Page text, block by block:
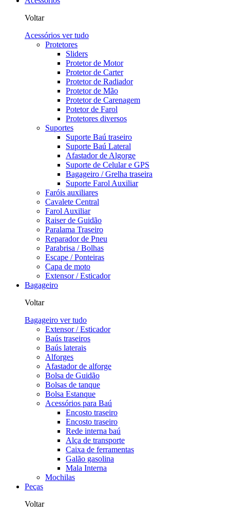
Voltar
Acessórios ver tudo
Protetores
Sliders
Protetor de Motor
Protetor de Carter
Protetor de Radiador
Protetor de Mão
Protetor de Carenagem
Potetor de Farol
Protetores diversos
Suportes
Suporte Baú traseiro
Suporte Baú Lateral
Afastador de Algorge
Suporte de Celular e GPS
Bagageiro / Grelha traseira
Suporte Farol Auxiliar
Faróis auxiliares
Cavalete Central
Farol Auxiliar
Raiser de Guidão
Paralama Traseiro
Reparador de Pneu
Parabrisa / Bolhas
Escape / Ponteiras
Capa de moto
Extensor / Esticador
Bagageiro
Voltar
Bagageiro ver tudo
Extensor / Esticador
Baús traseiros
Baús laterais
Alforges
Afastador de alforge
Bolsa de Guidão
Bolsas de tanque
Bolsa Estanque
Acessórios para Baú
Encosto traseiro
Encosto traseiro
Rede interna baú
Alça de transporte
Caixa de ferramentas
Galão gasolina
Mala Interna
Mochilas
Peças
Voltar